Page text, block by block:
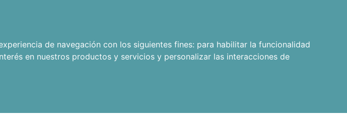
de navegación con los siguientes fines: para habilitar la funcionalidad
en nuestros productos y servicios y personalizar las interacciones de